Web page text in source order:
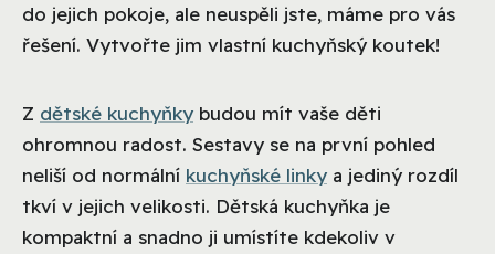
do jejich pokoje, ale neuspěli jste, máme pro vás
řešení. Vytvořte jim vlastní kuchyňský koutek!
Z dětské kuchyňky budou mít vaše děti
ohromnou radost. Sestavy se na první pohled
neliší od normální kuchyňské linky a jediný rozdíl
tkví v jejich velikosti. Dětská kuchyňka je
kompaktní a snadno ji umístíte kdekoliv v